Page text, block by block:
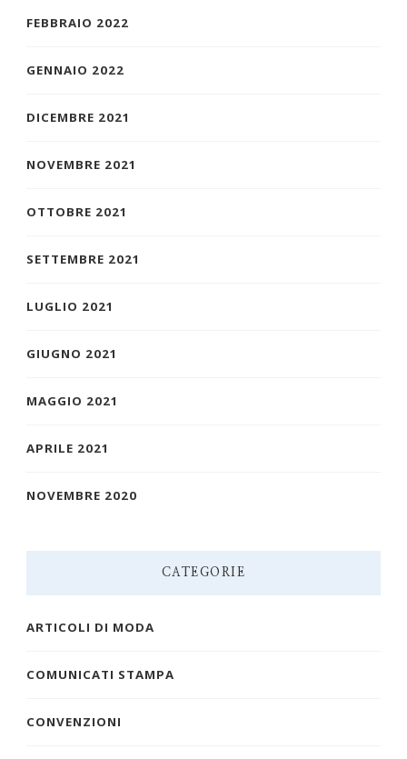
FEBBRAIO 2022
GENNAIO 2022
DICEMBRE 2021
NOVEMBRE 2021
OTTOBRE 2021
SETTEMBRE 2021
LUGLIO 2021
GIUGNO 2021
MAGGIO 2021
APRILE 2021
NOVEMBRE 2020
CATEGORIE
ARTICOLI DI MODA
COMUNICATI STAMPA
CONVENZIONI